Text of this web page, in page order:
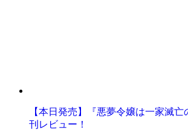
【本日発売】『悪夢令嬢は一家滅
刊レビュー！